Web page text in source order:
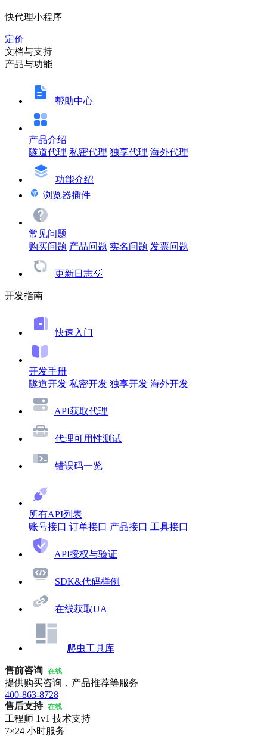
快代理小程序
定价
文档与支持
产品与功能
帮助中心
产品介绍
隧道代理 私密代理 独享代理 海外代理
功能介绍
浏览器插件
常见问题
购买问题 产品问题 实名问题 发票问题
更新日志💡
开发指南
快速入门
开发手册
隧道开发 私密开发 独享开发 海外开发
API获取代理
代理可用性测试
错误码一览
所有API列表
账号接口 订单接口 产品接口 工具接口
API授权与验证
SDK&代码样例
在线获取UA
爬虫工具库
售前咨询 在线
提供购买咨询，产品推荐等服务
400-863-8728
售后支持 在线
工程师 1v1 技术支持
7×24 小时服务